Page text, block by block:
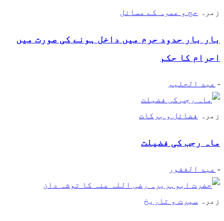
زمرہ حج و عمرہ کے مسائل
بار بار حدود حرم میں داخل ہونے کی صورت میں
احرام کا حکم
- عبد الحلیم
زمرہ فضائل و برکات
ماہ رجب کی فضیلت
- عبد الغفور
زمرہ سیرت و تاریخ